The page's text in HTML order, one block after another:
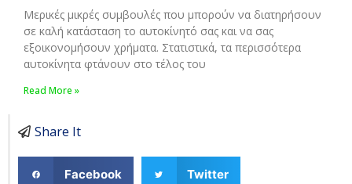
Μερικές μικρές συμβουλές που μπορούν να διατηρήσουν
σε καλή κατάσταση το αυτοκίνητό σας και να σας
εξοικονομήσουν χρήματα. Στατιστικά, τα περισσότερα
αυτοκίνητα φτάνουν στο τέλος του
Read More »
Share It
Facebook Twitter